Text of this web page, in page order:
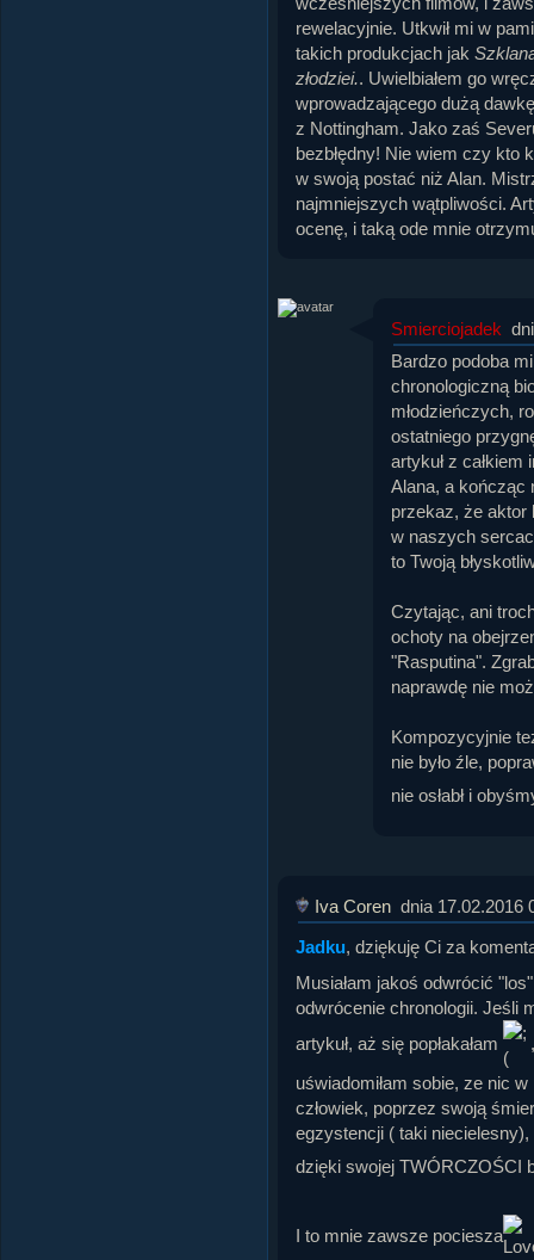
rewelacyjnie. Utkwił mi w
takich produkcjach jak
złodziei.. Uwielbiałem go
wprowadzającego dużą
z Nottingham. Jako zaś
bezbłędny! Nie wiem czy kto
w swoją postać niż Alan.
najmniejszych wątpliwości.
ocenę, i taką ode mnie
Smierciojadek
Bardzo podoba
chronologiczną
młodzieńczych,
ostatniego
artykuł z
Alana, a kończąc
przekaz, że aktor
w naszych
to Twoją
Czytając, ani
ochoty na
"Rasputina".
naprawdę nie
Kompozycyjnie
nie było źle,
nie osłabł i
Iva Coren dnia 17.02.2016
Jadku, dziękuję Ci za
Musiałam jakoś odwrócić
odwrócenie chronologii. Jeśli
artykuł, aż się popłakałam
uświadomiłam sobie, ze nic
człowiek, poprzez swoją
egzystencji ( taki
dzięki swojej TWÓRCZOŚCI
I to mnie zawsze pociesza